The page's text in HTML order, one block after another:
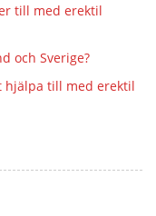
till med erektil
och Sverige?
hjälpa till med erektil